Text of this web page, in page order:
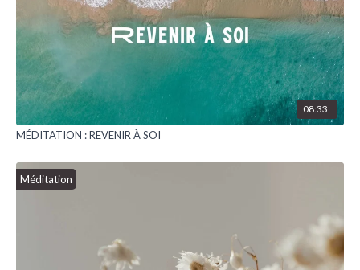
08:33
MÉDITATION : REVENIR À SOI
Méditation